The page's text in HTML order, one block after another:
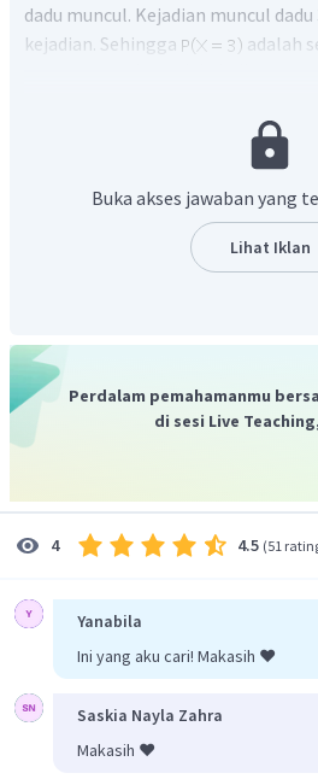
dadu muncul. Kejadian muncul dadu
kejadian. Sehingga
adalah
Jadi, jawaban yang tepat adalah E.
Buka akses jawaban yang
Lihat Iklan
Perdalam pemahamanmu
di sesi Live
4 4.5 (51
Yanabila
Ini yang aku cari! Makasih ❤️
Saskia Nayla Zahra
Makasih ❤️